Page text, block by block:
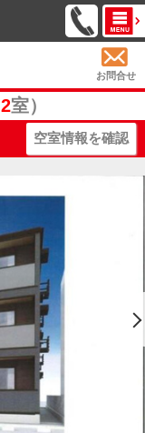
お問合せ
2室）
空室情報を確認